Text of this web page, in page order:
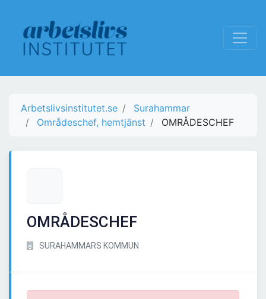
Arbetslivsinstitutet.se
Surahammar
Områdeschef, hemtjänst
OMRÅDESCHEF
OMRÅDESCHEF
SURAHAMMARS KOMMUN